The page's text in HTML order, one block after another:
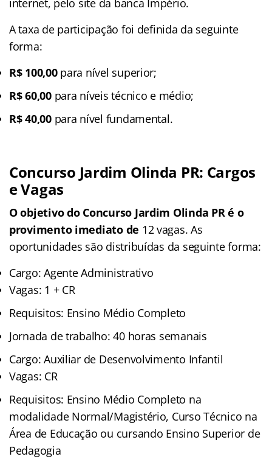
internet, pelo site da banca Império.
A taxa de participação foi definida da seguinte
forma:
R$ 100,00para nível superior;
R$ 60,00para níveis técnico e médio;
R$ 40,00para nível fundamental.
Concurso Jardim Olinda PR: Cargos
e Vagas
O objetivo do Concurso Jardim Olinda PR é o
provimento imediato de 12 vagas. As
oportunidades são distribuídas da seguinte forma:
Cargo: Agente Administrativo
Vagas: 1 + CR
Requisitos: Ensino Médio Completo
Jornada de trabalho: 40 horas semanais
Cargo: Auxiliar de Desenvolvimento Infantil
Vagas: CR
Requisitos: Ensino Médio Completo na
modalidade Normal/Magistério, Curso Técnico na
Área de Educação ou cursando Ensino Superior de
Pedagogia